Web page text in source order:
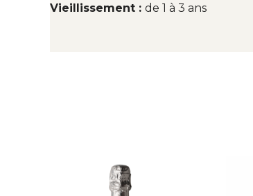
Vieillissement : de 1 à 3 ans